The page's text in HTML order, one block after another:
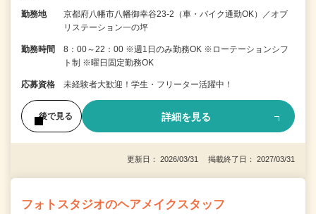
勤務地
京都府八幡市八幡御幸谷23-2（車・バイク通勤OK）／オブ
リステーション一の坪
勤務時間
8：00～22：00 ※週1日のみ勤務OK ※ローテーションシフ
ト制 ※曜日固定勤務OK
応募資格 未経験者大歓迎！学生・フリーター活躍中！
後で見る 詳細を見る
更新日： 2026/03/31 掲載終了日： 2027/03/31
フォトスタジオのヘアメイクスタッフ